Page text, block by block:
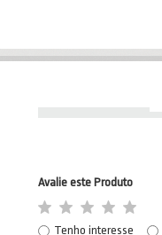
Avalie este Produto
Tenho interesse